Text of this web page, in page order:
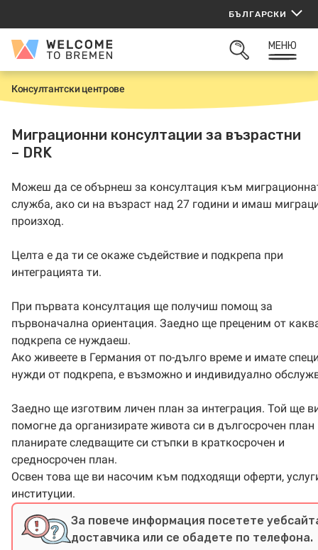
съдържанието
БЪЛГАРСКИ
Welcome
ОТВОРИ
МЕНЮ
Н
а
а
л
о
Консултантски центрове
Миграционни консултации за възрастни
– DRK
Можеш да се обърнеш за консултация към
служба, ако си на възраст над 27 години и имаш
произход.
Целта е да ти се окаже съдействие и подкрепа при
интеграцията ти.
При първата консултация ще получиш помощ за
първоначална ориентация. Заедно ще преценим от
подкрепа се нуждаеш.
Ако живеете в Германия от по-дълго време и имате
нужди от подкрепа, е възможно и индивидуално
Заедно ще изготвим личен план за интеграция. Той ще
помогне да организирате живота си в дългосрочен план
планирате следващите си стъпки в краткосрочен и
средносрочен план.
Освен това ще ви насочим към подходящи оферти,
институции.
За повече информация посетете
доставчика или се обадете по телефона.